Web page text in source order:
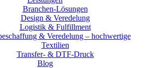
Branchen-Lösungen
Design & Veredelung
Logistik & Fulfillment
& Veredelung – hochwertige
Textilien
Transfer- & DTF-Druck
Blog